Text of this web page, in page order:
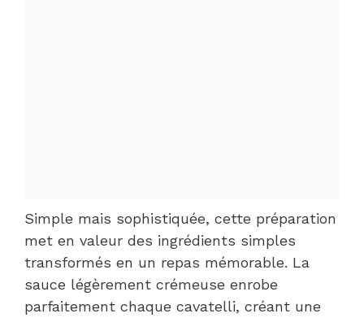
Simple mais sophistiquée, cette préparation
met en valeur des ingrédients simples
transformés en un repas mémorable. La
sauce légèrement crémeuse enrobe
parfaitement chaque cavatelli, créant une